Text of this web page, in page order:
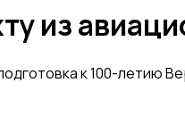
из
к 100-летию